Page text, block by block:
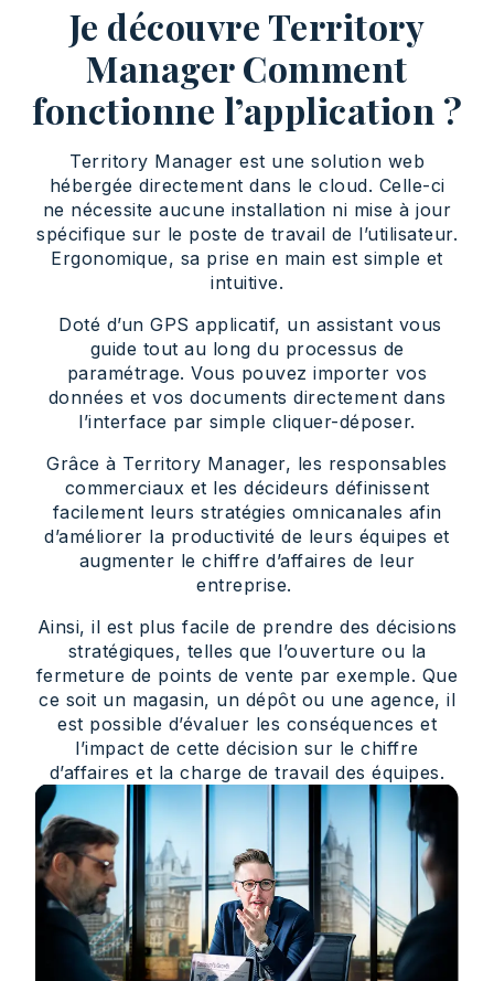
Je découvre Territory
Manager Comment
fonctionne l’application ?
Territory Manager est une solution web
hébergée directement dans le cloud. Celle-ci
ne nécessite aucune installation ni mise à jour
spécifique sur le poste de travail de l’utilisateur.
Ergonomique, sa prise en main est simple et
intuitive.
Doté d’un GPS applicatif, un assistant vous
guide tout au long du processus de
paramétrage. Vous pouvez importer vos
données et vos documents directement dans
l’interface par simple cliquer-déposer.
Grâce à Territory Manager, les responsables
commerciaux et les décideurs définissent
facilement leurs stratégies omnicanales afin
d’améliorer la productivité de leurs équipes et
augmenter le chiffre d’affaires de leur
entreprise.
Ainsi, il est plus facile de prendre des décisions
stratégiques, telles que l’ouverture ou la
fermeture de points de vente par exemple. Que
ce soit un magasin, un dépôt ou une agence, il
est possible d’évaluer les conséquences et
l’impact de cette décision sur le chiffre
d’affaires et la charge de travail des équipes.